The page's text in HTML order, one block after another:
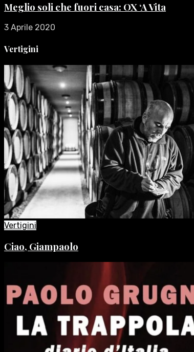
Meglio soli che fuori casa: OX ‘A Vita
3 Aprile 2020
Vertigini
Vertigini
Ciao, Giampaolo